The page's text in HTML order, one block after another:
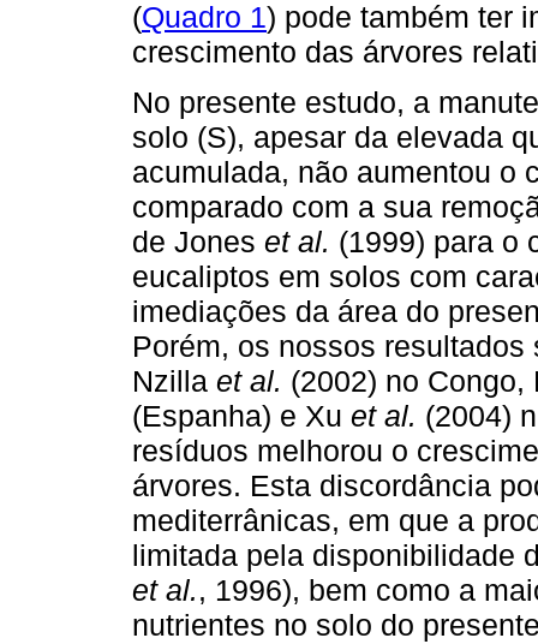
(Quadro 1) pode também ter
crescimento das árvores
No presente estudo, a
solo (S), apesar da elevada
acumulada, não aumentou o
comparado com a sua
de Jones et al. (1999) para o
eucaliptos em solos com
imediações da área do
Porém, os nossos
Nzilla et al. (2002) no
(Espanha) e Xu et al. (2004)
resíduos melhorou o
árvores. Esta discordância
mediterrânicas, em que a
limitada pela disponibilidade
et al., 1996), bem como a
nutrientes no solo do